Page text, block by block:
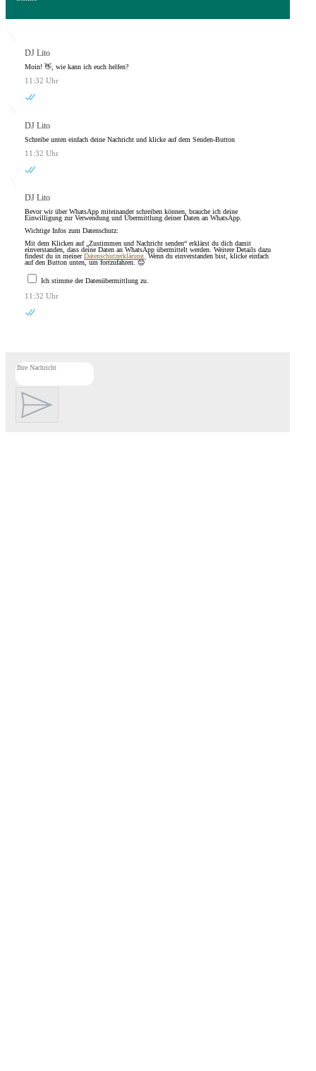
DJ Lito
Moin! 👋, wie kann ich euch helfen?
11:32 Uhr
DJ Lito
Schreibe unten einfach deine Nachricht und klicke auf dem Senden-Button
11:32 Uhr
DJ Lito
Bevor wir über WhatsApp miteinander schreiben können, brauche ich deine
Einwilligung zur Verwendung und Übermittlung deiner Daten an WhatsApp.
Wichtige Infos zum Datenschutz:
Mit dem Klicken auf „Zustimmen und Nachricht senden“ erklärst du dich damit
einverstanden, dass deine Daten an WhatsApp übermittelt werden. Weitere Details dazu
findest du in meinerDatenschutzerklärung. Wenn du einverstanden bist, klicke einfach
auf den Button unten, um fortzufahren. 😊
Ich stimme der Datenübermittlung zu.
11:32 Uhr